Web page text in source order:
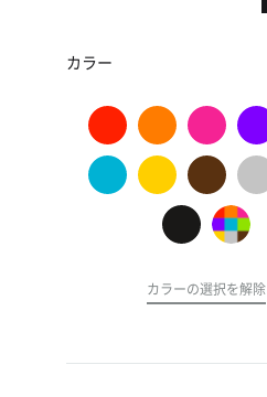
た
の
カラー
カラーの選択を解除